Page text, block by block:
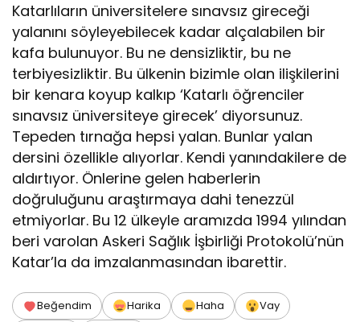
Katarlıların üniversitelere sınavsız gireceği
yalanını söyleyebilecek kadar alçalabilen bir
kafa bulunuyor. Bu ne densizliktir, bu ne
terbiyesizliktir. Bu ülkenin bizimle olan ilişkilerini
bir kenara koyup kalkıp ‘Katarlı öğrenciler
sınavsız üniversiteye girecek’ diyorsunuz.
Tepeden tırnağa hepsi yalan. Bunlar yalan
dersini özellikle alıyorlar. Kendi yanındakilere de
aldırtıyor. Önlerine gelen haberlerin
doğruluğunu araştırmaya dahi tenezzül
etmiyorlar. Bu 12 ülkeyle aramızda 1994 yılından
beri varolan Askeri Sağlık İşbirliği Protokolü’nün
Katar’la da imzalanmasından ibarettir.
Beğendim Harika Haha
Vay